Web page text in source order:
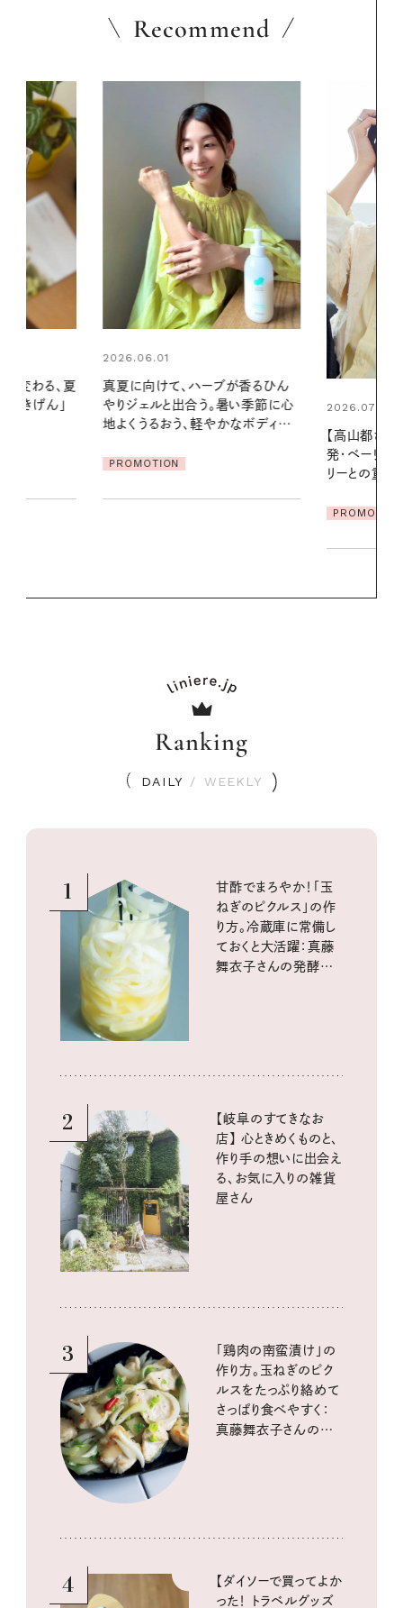
Recommend
が香るひん
い季節に心
2026.07.21
【高山都さんが楽しむデンマーク
発・ベーリングの腕時計】 アクセサ
リーとの重ねづけも素敵な大人の
2026.07.24
る【大人気の
PROMOTION
Ranking
DAILY / WEEKLY
1
甘酢でまろやか！「玉
ねぎのピクルス」の作
り方。冷蔵庫に常備し
ておくと大活躍：真藤
舞衣子さんの発酵と
2
【岐阜のすてきなお
店】 心ときめくものと、
作り手の想いに出会え
る、お気に入りの雑貨
屋さん
3
「鶏肉の南蛮漬け」の
作り方。玉ねぎのピク
ルスをたっぷり絡めて
さっぱり食べやすく：
真藤舞衣子さんの発
4
【ダイソーで買ってよか
った！ トラベルグッズ